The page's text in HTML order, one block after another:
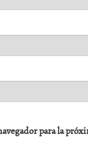
para la